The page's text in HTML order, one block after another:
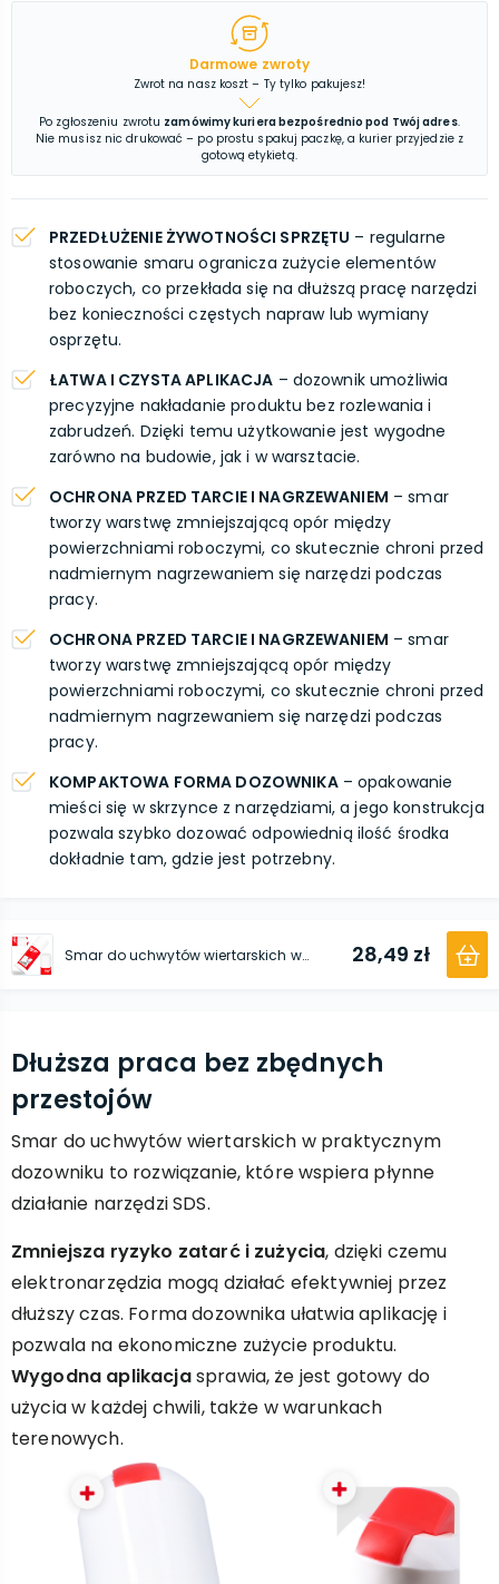
Darmowe zwroty
Zwrot na nasz koszt – Ty tylko pakujesz!
Po zgłoszeniu zwrotu zamówimy kuriera bezpośrednio pod Twój adres.
Nie musisz nic drukować – po prostu spakuj paczkę, a kurier przyjedzie z
gotową etykietą.
PRZEDŁUŻENIE ŻYWOTNOŚCI SPRZĘTU – regularne
stosowanie smaru ogranicza zużycie elementów
roboczych, co przekłada się na dłuższą pracę narzędzi
bez konieczności częstych napraw lub wymiany
osprzętu.
ŁATWA I CZYSTA APLIKACJA – dozownik umożliwia
precyzyjne nakładanie produktu bez rozlewania i
zabrudzeń. Dzięki temu użytkowanie jest wygodne
zarówno na budowie, jak i w warsztacie.
OCHRONA PRZED TARCIE I NAGRZEWANIEM – smar
tworzy warstwę zmniejszającą opór między
powierzchniami roboczymi, co skutecznie chroni przed
nadmiernym nagrzewaniem się narzędzi podczas
pracy.
OCHRONA PRZED TARCIE I NAGRZEWANIEM – smar
tworzy warstwę zmniejszającą opór między
powierzchniami roboczymi, co skutecznie chroni przed
nadmiernym nagrzewaniem się narzędzi podczas
pracy.
KOMPAKTOWA FORMA DOZOWNIKA– opakowanie
mieści się w skrzynce z narzędziami, a jego konstrukcja
pozwala szybko dozować odpowiednią ilość środka
dokładnie tam, gdzie jest potrzebny.
Smar do uchwytów wiertarskich w dozowniku 50 g 28,49 zł
Dłuższa praca bez zbędnych
przestojów
Smar do uchwytów wiertarskich w praktycznym
dozowniku to rozwiązanie, które wspiera płynne
działanie narzędzi SDS.
Zmniejsza ryzyko zatarć i zużycia, dzięki czemu
elektronarzędzia mogą działać efektywniej przez
dłuższy czas. Forma dozownika ułatwia aplikację i
pozwala na ekonomiczne zużycie produktu.
Wygodna aplikacjasprawia, że jest gotowy do
użycia w każdej chwili, także w warunkach
terenowych.